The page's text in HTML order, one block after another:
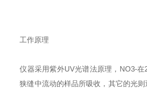
工作原理
仪器采用紫外UV光谱法原理，NO3-
狭缝中流动的样品所吸收，其它的光